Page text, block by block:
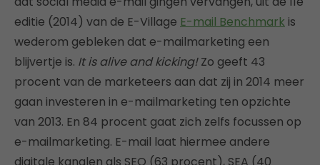
editie (2014) van de E-Village E-mail Benchmark is
wederom gebleken dat e-mailmarketing een
blijvertje is. It is alive and kicking!Zo geeft 43
procent van de marketeers aan dat zij in 2014 meer
gaan investeren in e-mailmarketing ten opzichte
van 2013. En 84 procent gaat zich zelfs focussen op
e-mailmarketing. E-mail laat hiermee andere